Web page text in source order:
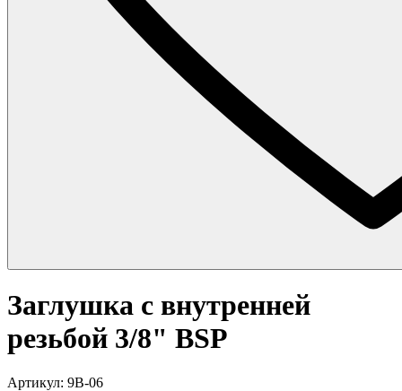
Заглушка с внутренней
резьбой 3/8" BSP
Артикул: 9B-06